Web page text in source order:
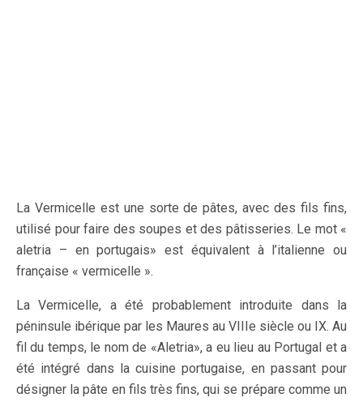
La Vermicelle est une sorte de pâtes, avec des fils fins,
utilisé pour faire des soupes et des pâtisseries. Le mot «
aletria – en portugais» est équivalent à l’italienne ou
française « vermicelle ».
La Vermicelle, a été probablement introduite dans la
péninsule ibérique par les Maures au VIIIe siècle ou IX. Au
fil du temps, le nom de «Aletria», a eu lieu au Portugal et a
été intégré dans la cuisine portugaise, en passant pour
désigner la pâte en fils très fins, qui se prépare comme un